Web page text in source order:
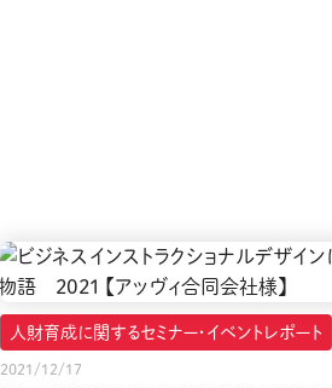
人財育成に関するセミナー・イベントレポート
2021/12/17